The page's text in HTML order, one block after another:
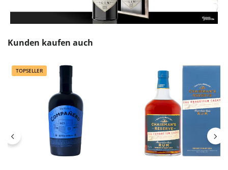
Produktgalerie überspringen
Kunden kaufen auch
TOPSELLER